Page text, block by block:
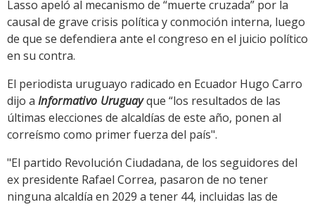
Lasso apeló al mecanismo de “muerte cruzada” por la
causal de grave crisis política y conmoción interna, luego
de que se defendiera ante el congreso en el juicio político
en su contra.
El periodista uruguayo radicado en Ecuador Hugo Carro
dijo a Informativo Uruguayque “los resultados de las
últimas elecciones de alcaldías de este año, ponen al
correísmo como primer fuerza del país".
"El partido Revolución Ciudadana, de los seguidores del
ex presidente Rafael Correa, pasaron de no tener
ninguna alcaldía en 2029 a tener 44, incluidas las de